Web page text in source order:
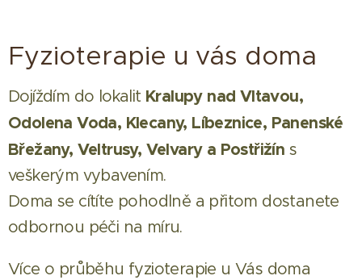
Fyzioterapie u vás doma
Dojíždím do lokalit Kralupy nad Vltavou,
Odolena Voda, Klecany, Líbeznice, Panenské
Břežany, Veltrusy, Velvary a Postřižín s
veškerým vybavením.
Doma se cítíte pohodlně a přitom dostanete
odbornou péči na míru.
Více o průběhu fyzioterapie u Vás doma